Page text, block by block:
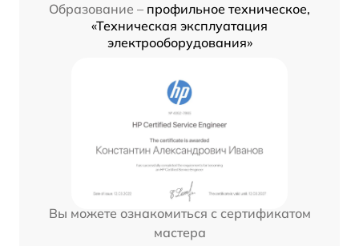
Образование – профильное техническое,
«Техническая эксплуатация
электрооборудования»
Вы можете ознакомиться с сертификатом
мастера